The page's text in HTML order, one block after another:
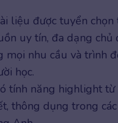
liệu được tuyển chọn
uy tín, đa dạng chủ
mọi nhu cầu và trình
học.
tính năng highlight từ
thông dụng trong